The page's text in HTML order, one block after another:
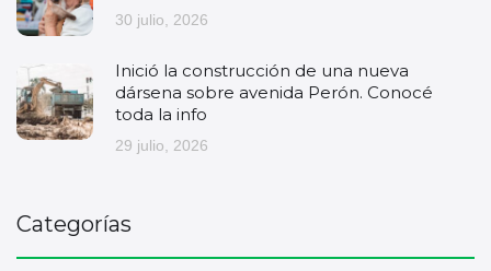
30 julio, 2026
Inició la construcción de una nueva
dársena sobre avenida Perón. Conocé
toda la info
29 julio, 2026
Categorías